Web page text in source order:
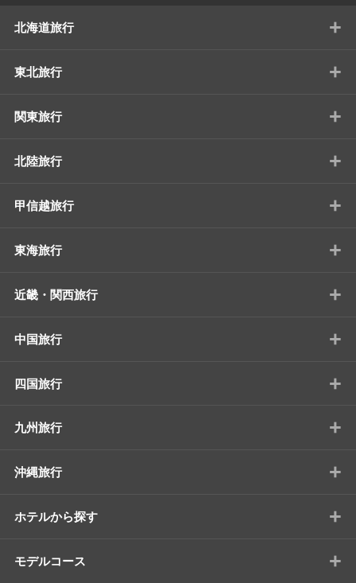
北海道旅行 +
東北旅行 +
関東旅行 +
北陸旅行 +
甲信越旅行 +
東海旅行 +
近畿・関西旅行 +
中国旅行 +
四国旅行 +
九州旅行 +
沖縄旅行 +
ホテルから探す +
モデルコース +